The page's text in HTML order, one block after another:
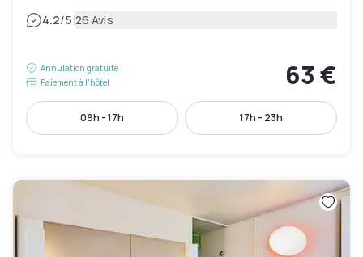
4.2/5|26 Avis
Annulation gratuite
Paiement à l'hôtel
63 €
09h - 17h 17h - 23h